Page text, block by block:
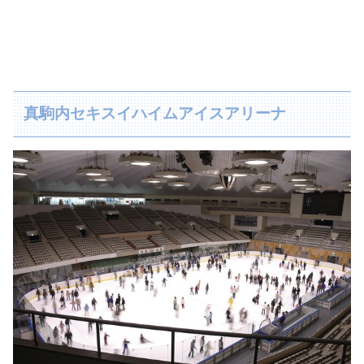
真駒内セキスイハイムアイスアリーナ